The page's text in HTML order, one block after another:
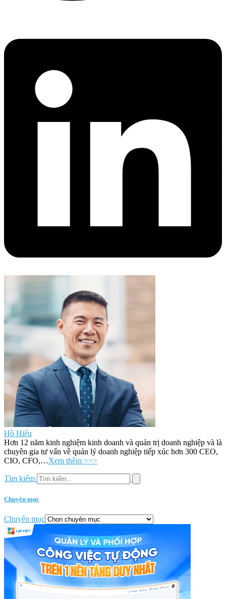
Hồ Hiếu
Hơn 12 năm kinh nghiệm kinh doanh và quản trị doanh nghiệp và là
chuyên gia tư vấn về quản lý doanh nghiệp tiếp xúc hơn 300 CEO,
CIO, CFO,…Xem thêm >>>
Tìm kiếm
Chuyên mục
Chuyên mục